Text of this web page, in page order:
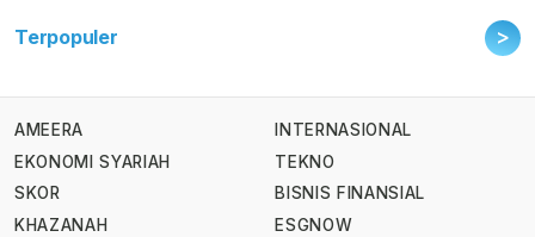
Terpopuler >
AMEERA
EKONOMI SYARIAH
SKOR
KHAZANAH
INTERNASIONAL
TEKNO
BISNIS FINANSIAL
ESGNOW